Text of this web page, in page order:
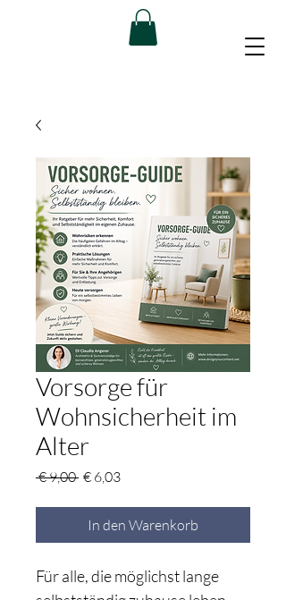
Vorsorge für
Wohnsicherheit im
Alter
€ 9,00 Standardpreis
€ 6,03Sale-
In den Warenkorb
Für alle, die möglichst lange